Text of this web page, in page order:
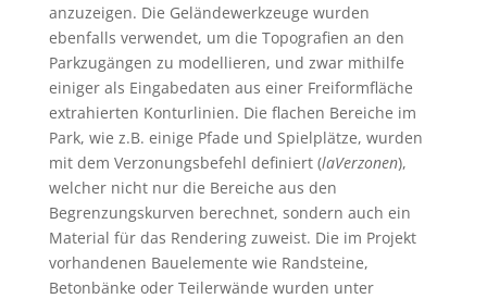
anzuzeigen. Die Geländewerkzeuge wurden
ebenfalls verwendet, um die Topografien an den
Parkzugängen zu modellieren, und zwar mithilfe
einiger als Eingabedaten aus einer Freiformfläche
extrahierten Konturlinien. Die flachen Bereiche im
Park, wie z.B. einige Pfade und Spielplätze, wurden
mit dem Verzonungsbefehl definiert (laVerzonen),
welcher nicht nur die Bereiche aus den
Begrenzungskurven berechnet, sondern auch ein
Material für das Rendering zuweist. Die im Projekt
vorhandenen Bauelemente wie Randsteine,
Betonbänke oder Teilerwände wurden unter